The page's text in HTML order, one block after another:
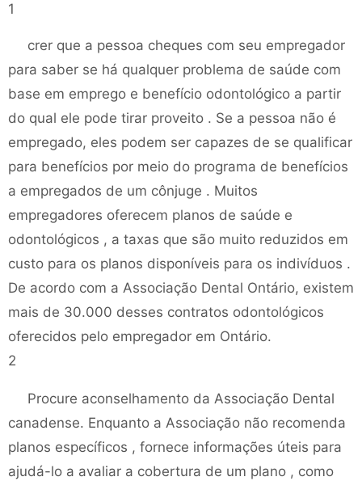
1
crer que a pessoa cheques com seu empregador
para saber se há qualquer problema de saúde com
base em emprego e benefício odontológico a partir
do qual ele pode tirar proveito . Se a pessoa não é
empregado, eles podem ser capazes de se qualificar
para benefícios por meio do programa de benefícios
a empregados de um cônjuge . Muitos
empregadores oferecem planos de saúde e
odontológicos , a taxas que são muito reduzidos em
custo para os planos disponíveis para os indivíduos .
De acordo com a Associação Dental Ontário, existem
mais de 30.000 desses contratos odontológicos
oferecidos pelo empregador em Ontário.
2
Procure aconselhamento da Associação Dental
canadense. Enquanto a Associação não recomenda
planos específicos , fornece informações úteis para
ajudá-lo a avaliar a cobertura de um plano , como